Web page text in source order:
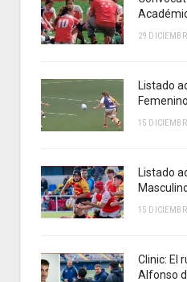
29
Listado
15
Listado
15
Clinic: El
Alfonso